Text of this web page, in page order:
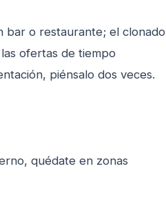
bar o restaurante; el clonado
ofertas de tiempo
piénsalo dos veces.
quédate en zonas